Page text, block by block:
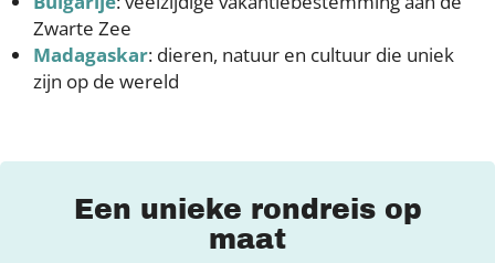
Zwarte Zee
Madagaskar: dieren, natuur en cultuur die uniek
zijn op de wereld
Een unieke rondreis op
maat